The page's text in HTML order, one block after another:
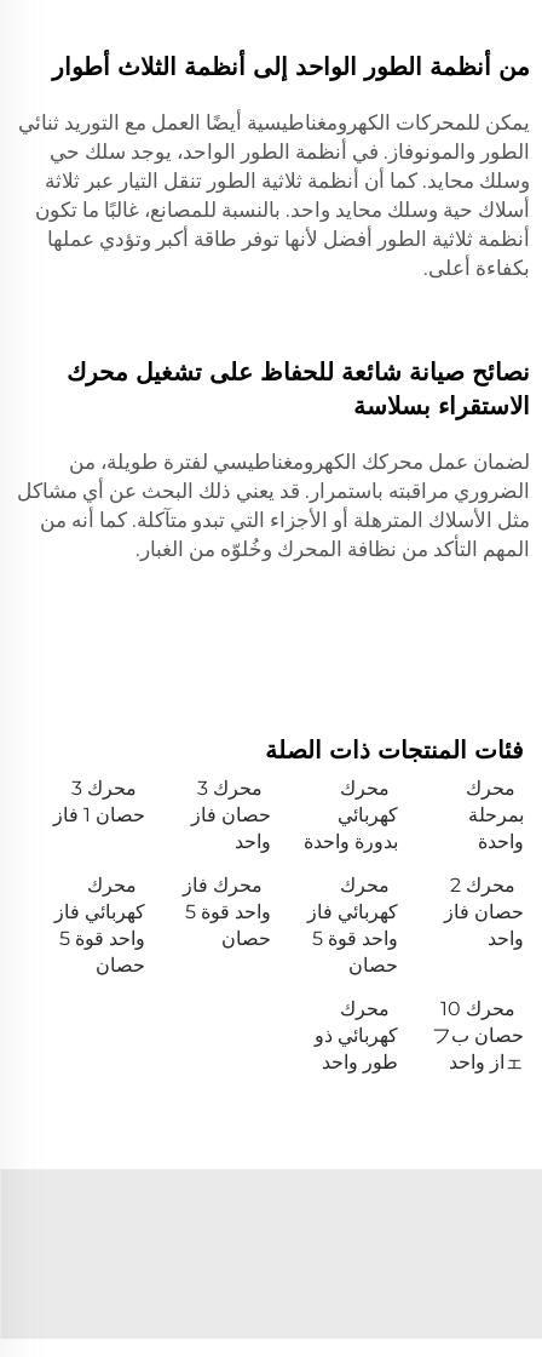
من أنظمة الطور الواحد إلى أنظمة الثلاث أطوار
يمكن للمحركات الكهرومغناطيسية أيضًا العمل مع التوريد ثنائي
الطور والمونوفاز. في أنظمة الطور الواحد، يوجد سلك حي
وسلك محايد. كما أن أنظمة ثلاثية الطور تنقل التيار عبر ثلاثة
أسلاك حية وسلك محايد واحد. بالنسبة للمصانع، غالبًا ما تكون
أنظمة ثلاثية الطور أفضل لأنها توفر طاقة أكبر وتؤدي عملها
بكفاءة أعلى.
نصائح صيانة شائعة للحفاظ على تشغيل محرك
الاستقراء بسلاسة
لضمان عمل محركك الكهرومغناطيسي لفترة طويلة، من
الضروري مراقبته باستمرار. قد يعني ذلك البحث عن أي مشاكل
مثل الأسلاك المترهلة أو الأجزاء التي تبدو متآكلة. كما أنه من
المهم التأكد من نظافة المحرك وخُلوّه من الغبار.
فئات المنتجات ذات الصلة
محرك
بمرحلة
واحدة
محرك
كهربائي
بدورة واحدة
محرك 3
حصان فاز
واحد
محرك 3
حصان 1 فاز
محرك 2
حصان فاز
واحد
محرك
كهربائي فاز
واحد قوة 5
حصان
محرك فاز
واحد قوة 5
حصان
محرك
كهربائي فاز
واحد قوة 5
حصان
محرك 10
حصان بフ
ェاز واحد
محرك
كهربائي ذو
طور واحد